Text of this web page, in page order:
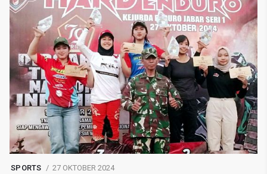
SPORTS 27 OKTOBER 2024